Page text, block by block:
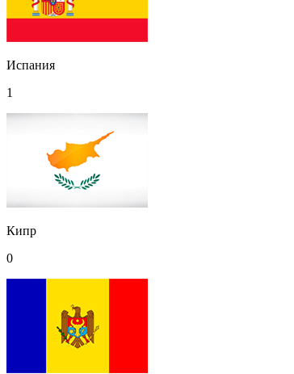
Испания
1
Кипр
0